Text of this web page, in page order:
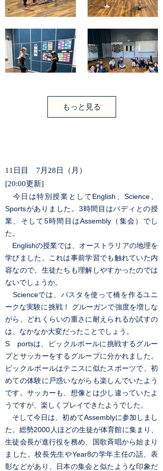
もっと見る
11日目 7月28日（月）
[20:00更新]
今日は特別授業としてEnglish、Science、
Sportsがありました。3時間目はバディとの授
業、そして5時間目はAssembly（集会）でし
た。
Englishの授業では、オーストラリアの地理を
学びました。これは事前学習でも触れていた内
容なので、生徒たちも理解しやすかったのでは
ないでしょうか。
Scienceでは、パスタを使って橋を作るユニ
ークな実験に挑戦！ グルーガンで強度を増しな
がら、どれくらいの重さに耐えられるか試すの
は、なかなか大変だったことでしょう。
S portsは、ピックルボールに挑戦するグルー
プとサッカーをするグループに分かれました。
ピックルボールはテニスに似たスポーツで、初
めての体験に戸惑いながらも楽しんでいたよう
です。サッカーも、想像とは少し違っていたよ
うですが、楽しくプレイできたようでした。
そして今日は、初めてAssemblyに参加しまし
た。総勢2000人ほどの生徒が体育館に集まり、
生徒会長が進行役を務め、国歌斉唱から始まり
ました。校長先生やYear8の学年主任の話、表
彰などがあり、日本の集会と似たような印象だ